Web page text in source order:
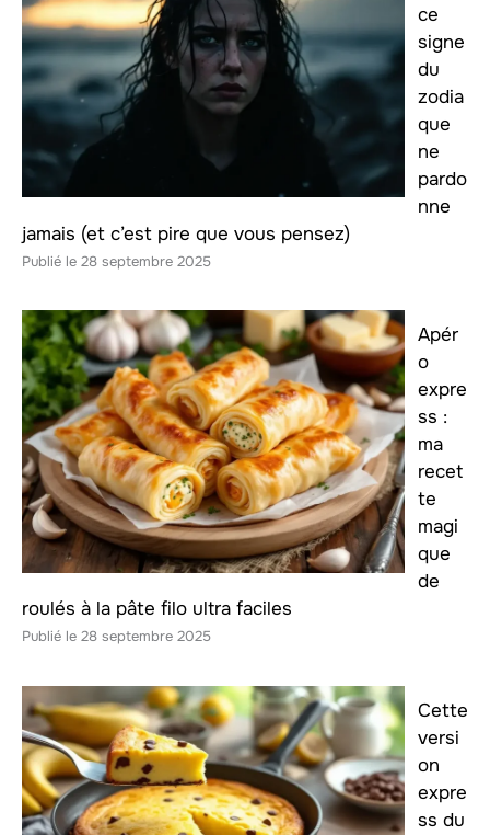
ce
signe
du
zodia
que
ne
pardo
nne
jamais (et c’est pire que vous pensez)
28 septembre 2025
Apér
o
expre
ss :
ma
recet
te
magi
que
de
roulés à la pâte filo ultra faciles
28 septembre 2025
Cette
versi
on
expre
ss du